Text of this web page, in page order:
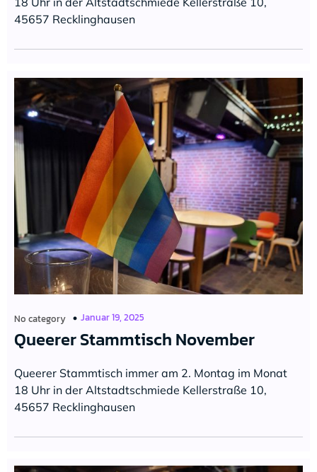
45657 Recklinghausen
No category Januar 19, 2025
Queerer Stammtisch November
Queerer Stammtisch immer am 2. Montag im Monat
18 Uhr in der Altstadtschmiede Kellerstraße 10,
45657 Recklinghausen